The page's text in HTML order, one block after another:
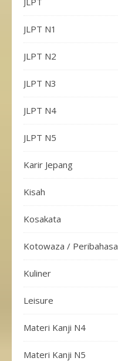
JLPT N1
JLPT N2
JLPT N3
JLPT N4
JLPT N5
Karir Jepang
Kisah
Kosakata
Kotowaza / Peribahasa
Kuliner
Leisure
Materi Kanji N4
Materi Kanji N5